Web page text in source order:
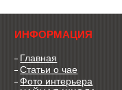
ИНФОРМАЦИЯ
Главная
Статьи о чае
Фото интерьера